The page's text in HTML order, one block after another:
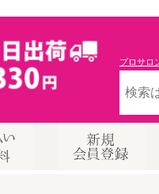
プロサロ